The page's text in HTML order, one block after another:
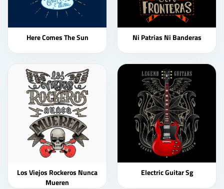
Here Comes The Sun Ni Patrias Ni Banderas
Los Viejos Rockeros Nunca
Mueren
Electric Guitar Sg